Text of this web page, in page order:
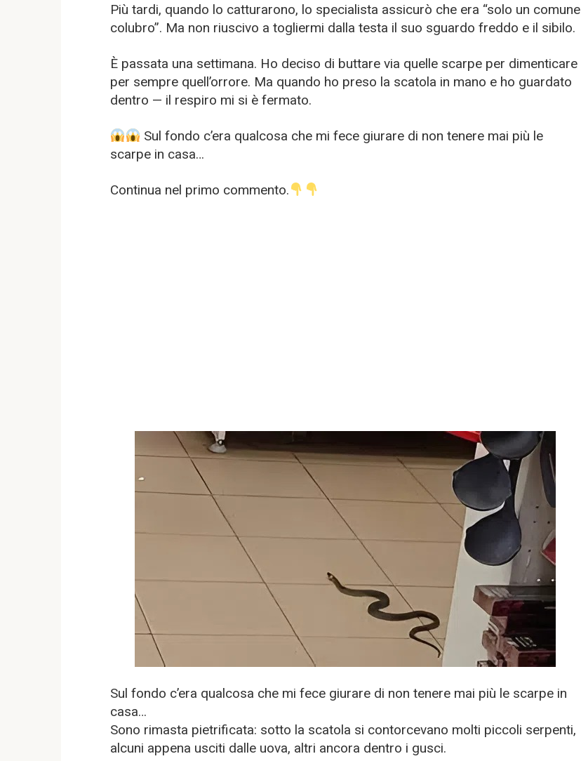
Più tardi, quando lo catturarono, lo specialista assicurò che era “solo un comune
colubro”. Ma non riuscivo a togliermi dalla testa il suo sguardo freddo e il sibilo.
È passata una settimana. Ho deciso di buttare via quelle scarpe per dimenticare
per sempre quell’orrore. Ma quando ho preso la scatola in mano e ho guardato
dentro — il respiro mi si è fermato.
Sul fondo c’era qualcosa che mi fece giurare di non tenere mai più le
scarpe in casa…
Continua nel primo commento.
Sul fondo c’era qualcosa che mi fece giurare di non tenere mai più le scarpe in
casa…
Sono rimasta pietrificata: sotto la scatola si contorcevano molti piccoli serpenti,
alcuni appena usciti dalle uova, altri ancora dentro i gusci.